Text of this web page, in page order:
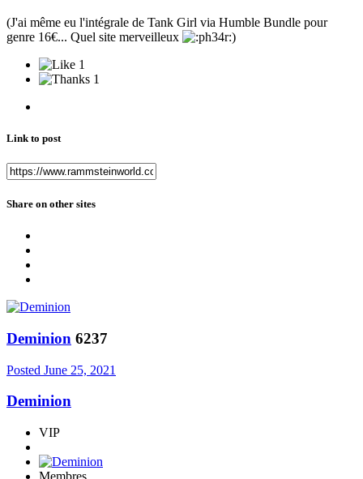
(J'ai même eu l'intégrale de Tank Girl via Humble Bundle pour
genre 16€... Quel site merveilleux
)
1
1
Link to post
Share on other sites
Deminion 6237
Posted June 25, 2021
Deminion
VIP